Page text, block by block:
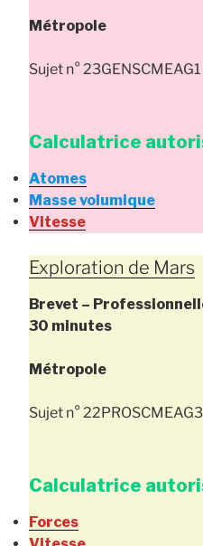
Métropole
Sujet n° 23GENSCMEAG1
Calculatrice
Atomes
Masse volumique
Vitesse
Exploration de Mars
Brevet –
30 minutes
Métropole
Sujet n° 22PROSCMEAG3
Calculatrice
Forces